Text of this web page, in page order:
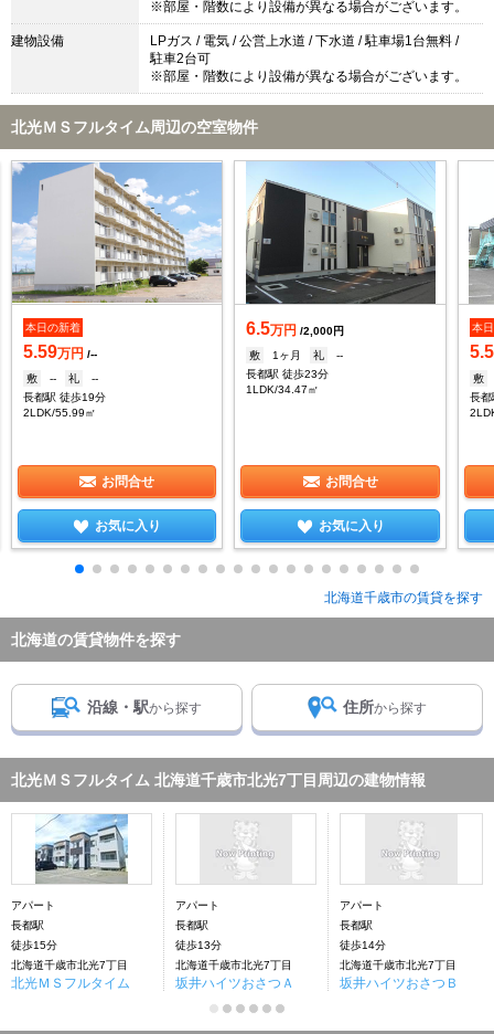
※部屋・階数により設備が異なる場合がございます。
建物設備
LPガス / 電気 / 公営上水道 / 下水道 / 駐車場1台無料 /
駐車2台可
※部屋・階数により設備が異なる場合がございます。
北光ＭＳフルタイム周辺の空室物件
本日の新着
5.59万円 /--
敷
-- 礼
--
長都駅 徒歩19分
2LDK/55.99㎡
お問合せ
お気に入り
6.5万円 /2,000円
敷
1ヶ月 礼
--
長都駅 徒歩23分
1LDK/34.47㎡
お問合せ
お気に入り
本
5.5
敷
長
北海道千歳市の賃貸を探す
北海道の賃貸物件を探す
沿線・駅から探す 住所から探す
北光ＭＳフルタイム 北海道千歳市北光7丁目周辺の建物情報
アパート
長都駅
徒歩15分
北海道千歳市北光7丁目
北光ＭＳフルタイム
アパート
長都駅
徒歩13分
北海道千歳市北光7丁目
坂井ハイツおさつＡ
アパート
長都駅
徒歩14分
北海道千歳市北光7丁目
坂井ハイツおさつＢ